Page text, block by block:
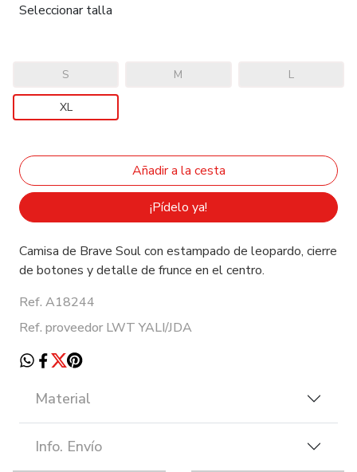
Seleccionar talla
S M L
XL
¡Pídelo ya!
Camisa de Brave Soul con estampado de leopardo, cierre
de botones y detalle de frunce en el centro.
Ref. A18244
Ref. proveedor LWT YALI/JDA
Material
Info. Envío